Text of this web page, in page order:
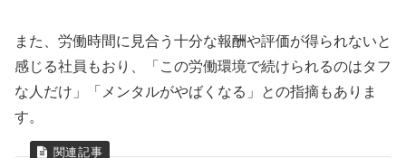
また、労働時間に見合う十分な報酬や評価が得られないと
感じる社員もおり、「この労働環境で続けられるのはタフ
な人だけ」「メンタルがやばくなる」との指摘もありま
す。